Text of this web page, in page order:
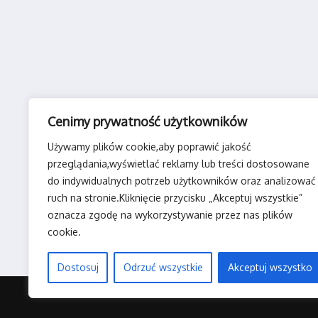
Cenimy prywatność użytkowników
Używamy plików cookie,aby poprawić jakość
przeglądania,wyświetlać reklamy lub treści dostosowane
do indywidualnych potrzeb użytkowników oraz analizować
ruch na stronie.Kliknięcie przycisku „Akceptuj wszystkie”
oznacza zgodę na wykorzystywanie przez nas plików
cookie.
Dostosuj Odrzuć wszystkie Akceptuj wszystko